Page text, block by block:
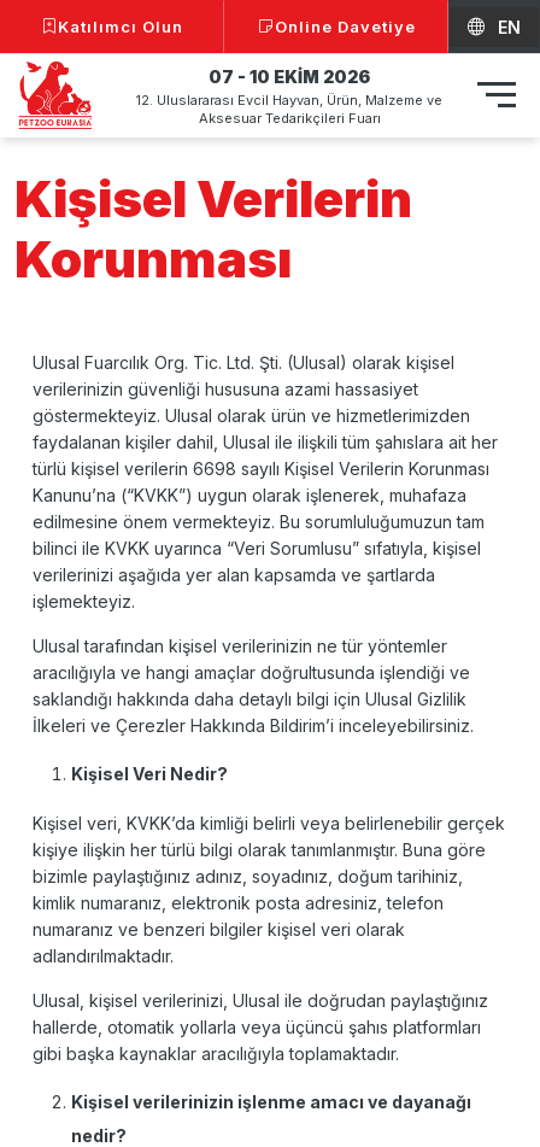
07 - 10 EKİM 2026
12. Uluslararası Evcil Hayvan, Ürün, Malzeme ve
Aksesuar Tedarikçileri Fuarı
Katılımcı Olun Online Davetiye EN
Kişisel Verilerin
Korunması
Ulusal Fuarcılık Org. Tic. Ltd. Şti. (Ulusal) olarak kişisel
verilerinizin güvenliği hususuna azami hassasiyet
göstermekteyiz. Ulusal olarak ürün ve hizmetlerimizden
faydalanan kişiler dahil, Ulusal ile ilişkili tüm şahıslara ait her
türlü kişisel verilerin 6698 sayılı Kişisel Verilerin Korunması
Kanunu’na (“KVKK”) uygun olarak işlenerek, muhafaza
edilmesine önem vermekteyiz. Bu sorumluluğumuzun tam
bilinci ile KVKK uyarınca “Veri Sorumlusu” sıfatıyla, kişisel
verilerinizi aşağıda yer alan kapsamda ve şartlarda
işlemekteyiz.
Ulusal tarafından kişisel verilerinizin ne tür yöntemler
aracılığıyla ve hangi amaçlar doğrultusunda işlendiği ve
saklandığı hakkında daha detaylı bilgi için Ulusal Gizlilik
İlkeleri ve Çerezler Hakkında Bildirim’i inceleyebilirsiniz.
Kişisel Veri Nedir?
Kişisel veri, KVKK’da kimliği belirli veya belirlenebilir gerçek
kişiye ilişkin her türlü bilgi olarak tanımlanmıştır. Buna göre
bizimle paylaştığınız adınız, soyadınız, doğum tarihiniz,
kimlik numaranız, elektronik posta adresiniz, telefon
numaranız ve benzeri bilgiler kişisel veri olarak
adlandırılmaktadır.
Ulusal, kişisel verilerinizi, Ulusal ile doğrudan paylaştığınız
hallerde, otomatik yollarla veya üçüncü şahıs platformları
gibi başka kaynaklar aracılığıyla toplamaktadır.
Kişisel verilerinizin işlenme amacı ve dayanağı
nedir?